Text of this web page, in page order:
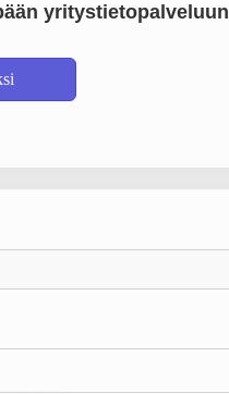
yritystietopalveluun